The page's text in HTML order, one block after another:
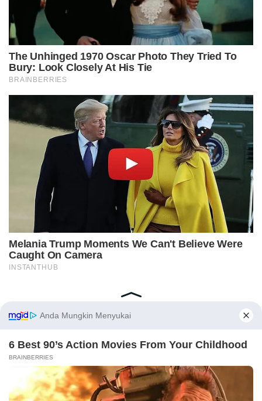
Home Indeks Redaksi Privacy Policy Disclaimer